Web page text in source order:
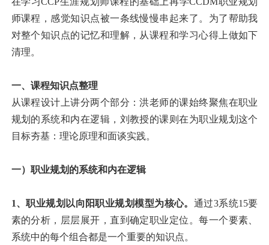
师课程，感觉知识点被一条线慢慢串起来了。为了帮助我
对整个知识点的记忆和理解，从课程和学习心得上做如下
清理。
一、课程知识点整理
从课程设计上讲分两个部分：洪老师的课始终聚焦在职业
规划的系统和内在逻辑，刘教授的课则在为职业规划这个
目标夯基：理论原理和面谈实践。
一）职业规划的系统和内在逻辑
1、职业规划以向阳职业规划模型为核心。 通过3系统15要
素的分析，层层展开，直到确定职业定位。每一个要素、
系统中的每个组合都是一个重要的知识点。